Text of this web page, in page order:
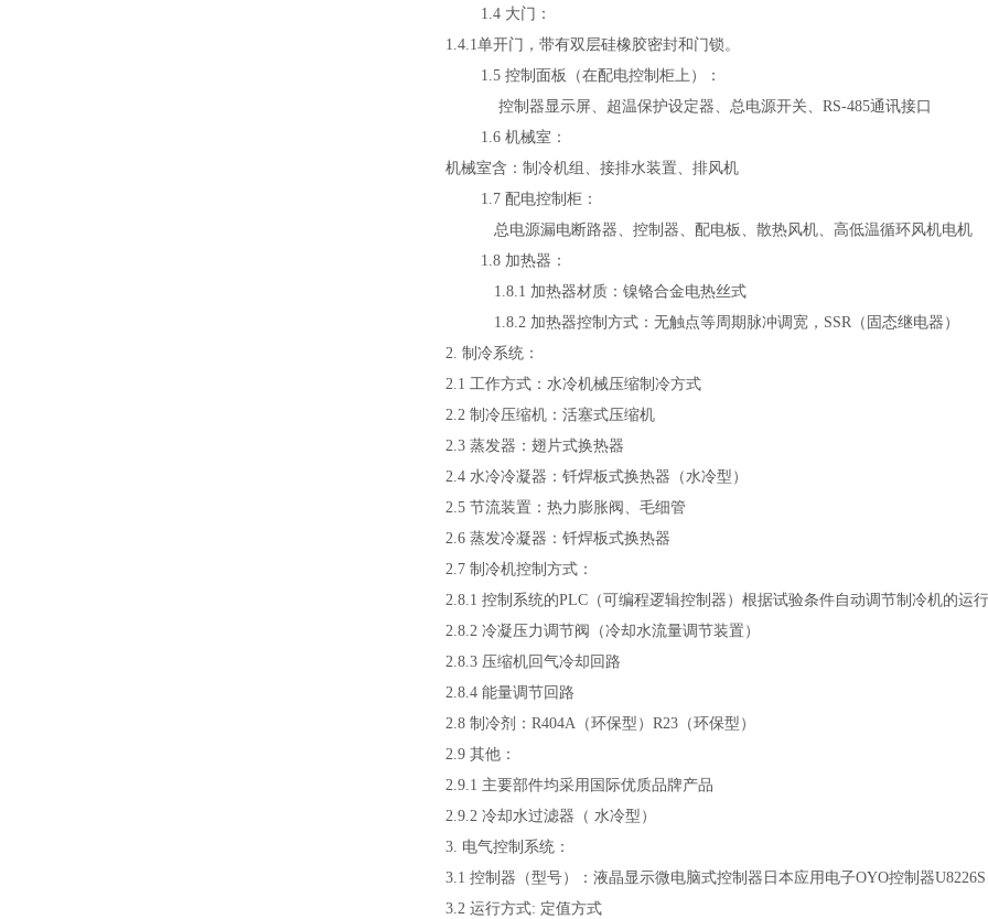
1.4 大门：
1.4.1单开门，带有双层硅橡胶密封和门锁。
1.5 控制面板（在配电控制柜上）：
控制器显示屏、超温保护设定器、总电源开关、RS-485通讯接口
1.6 机械室：
机械室含：制冷机组、接排水装置、排风机
1.7 配电控制柜：
总电源漏电断路器、控制器、配电板、散热风机、高低温循环风机电机
1.8 加热器：
1.8.1 加热器材质：镍铬合金电热丝式
1.8.2 加热器控制方式：无触点等周期脉冲调宽，SSR（
2. 制冷系统：
2.1 工作方式：水冷机械压缩制冷方式
2.2 制冷压缩机：活塞式压缩机
2.3 蒸发器：翅片式换热器
2.4 水冷冷凝器：钎焊板式换热器（水冷型）
2.5 节流装置：热力膨胀阀、毛细管
2.6 蒸发冷凝器：钎焊板式换热器
2.7 制冷机控制方式：
2.8.1 控制系统的PLC（可编程逻辑控制器）根据试验条件自动调节制冷机的运
2.8.2 冷凝压力调节阀（冷却水流量调节装置）
2.8.3 压缩机回气冷却回路
2.8.4 能量调节回路
2.8 制冷剂：R404A（环保型）R23（环保型）
2.9 其他：
2.9.1 主要部件均采用国际优质品牌产品
2.9.2 冷却水过滤器（ 水冷型）
3. 电气控制系统：
3.1 控制器（型号）：液晶显示微电脑式控制器日本应用电子OYO控制器U8226S
3.2 运行方式: 定值方式